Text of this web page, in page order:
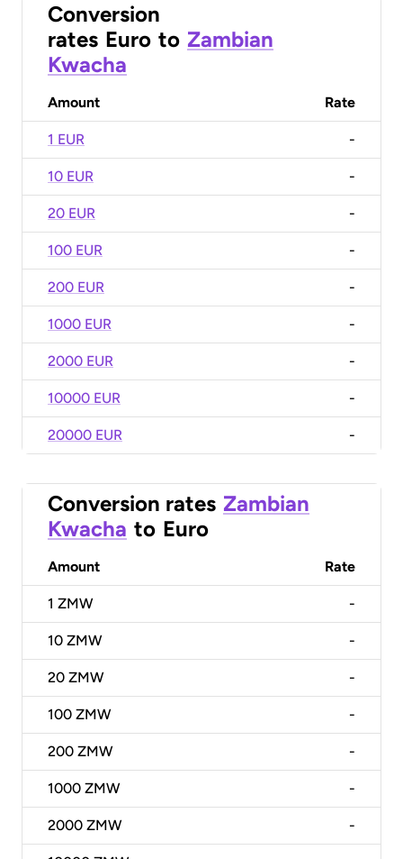
Conversion
rates Euro to Zambian
Kwacha
Amount Rate
1 EUR -
10 EUR -
20 EUR -
100 EUR -
200 EUR -
1000 EUR -
2000 EUR -
10000 EUR -
20000 EUR -
Conversion rates Zambian
Kwacha to Euro
Amount Rate
1 ZMW -
10 ZMW -
20 ZMW -
100 ZMW -
200 ZMW -
1000 ZMW -
2000 ZMW -